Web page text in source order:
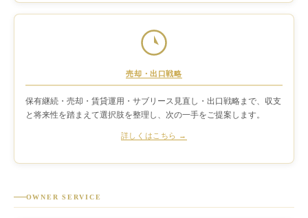
売却・出口戦略
保有継続・売却・賃貸運用・サブリース見直し・出口戦略まで、収支
と将来性を踏まえて選択肢を整理し、次の一手をご提案します。
詳しくはこちら →
OWNER SERVICE